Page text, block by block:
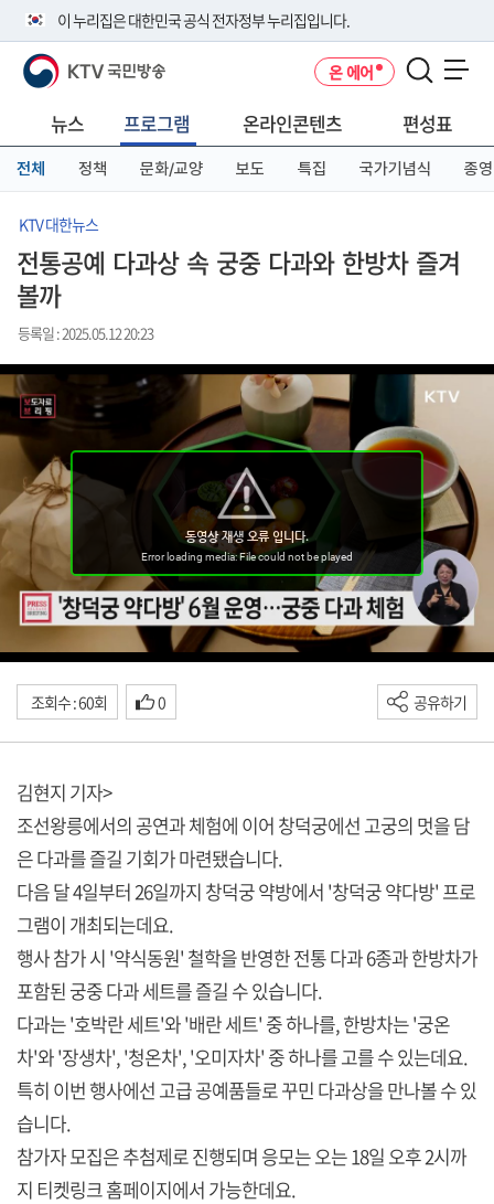
이 누리집은 대한민국 공식 전자정부 누리집입니다.
공식 누리집 주소 확인하기
니다.
이밖에 or.kr 또는 .kr등 다른 도메인 주소를 사용하고 있다면 아래 URL에
서 도메인 주소를 확인해 보세요
KTV 국민방송 온 에어
뉴스 프로그램 온라인콘텐츠 편성표
전체 정책 문화/교양 보도 특집 국가기념식 종영
KTV 대한뉴스
전통공예 다과상 속 궁중 다과와 한방차 즐겨
볼까
등록일 : 2025.05.12 20:23
조회수 : 60회 0 공유하기
김현지 기자>
조선왕릉에서의 공연과 체험에 이어 창덕궁에선 고궁의 멋을 담
은 다과를 즐길 기회가 마련됐습니다.
다음 달 4일부터 26일까지 창덕궁 약방에서 '창덕궁 약다방' 프로
그램이 개최되는데요.
행사 참가 시 '약식동원' 철학을 반영한 전통 다과 6종과 한방차가
포함된 궁중 다과 세트를 즐길 수 있습니다.
다과는 '호박란 세트'와 '배란 세트' 중 하나를, 한방차는 '궁온
차'와 '장생차', '청온차', '오미자차' 중 하나를 고를 수 있는데요.
특히 이번 행사에선 고급 공예품들로 꾸민 다과상을 만나볼 수 있
습니다.
참가자 모집은 추첨제로 진행되며 응모는 오는 18일 오후 2시까
지 티켓링크 홈페이지에서 가능한데요.